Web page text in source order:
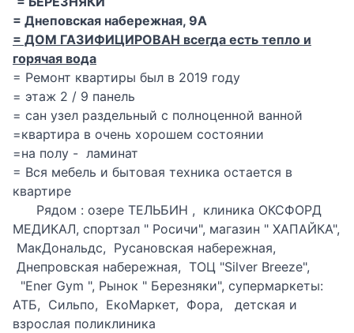
= Днеповская набережная, 9А
= ДОМ ГАЗИФИЦИРОВАН всегда есть тепло и
горячая вода
= Ремонт квартиры был в 2019 году
= этаж 2 / 9 панель
= сан узел раздельный с полноценной ванной
=квартира в очень хорошем состоянии
=на полу - ламинат
= Вся мебель и бытовая техника остается в
квартире
Рядом : озере ТЕЛЬБИН , клиника ОКСФОРД
МЕДИКАЛ, спортзал " Росичи", магазин " ХАПАЙКА",
МакДональдс, Русановская набережная,
Днепровская набережная, ТОЦ "Silver Breeze",
"Ener Gym ", Рынок " Березняки", супермаркеты:
АТБ, Сильпо, ЕкоМаркет, Фора, детская и
взрослая поликлиника